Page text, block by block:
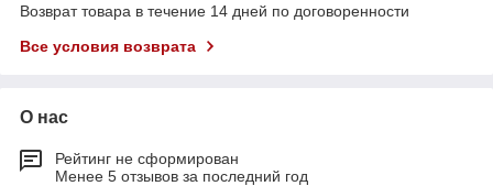
Возврат товара в течение 14 дней по договоренности
Все условия возврата
О нас
Рейтинг не сформирован
Менее 5 отзывов за последний год